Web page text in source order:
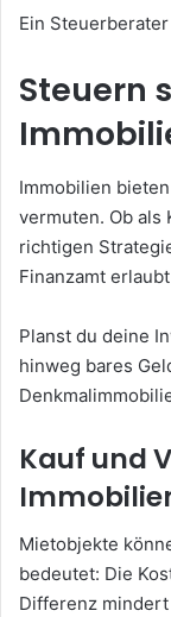
Ein
Steuern
Immobilien
vermuten. Ob als
richtigen
Finanzamt
Planst du deine
hinweg bares
Kauf und
Mietobjekte
bedeutet: Die
Differenz